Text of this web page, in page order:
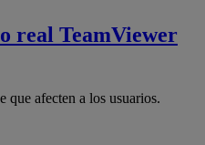
real TeamViewer
que afecten a los usuarios.